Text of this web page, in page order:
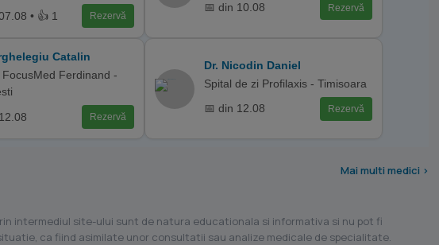
• 👍 1
Rezervă
📅 din 10.08
Rezervă
Catalin
FocusMed Ferdinand -
Rezervă
Dr. Nicodin Daniel
Spital de zi Profilaxis - Timisoara
📅 din 12.08
Rezervă
Mai multi medici >
intermediul site-ului sunt de natura educationala si informativa si nu pot fi
ca fiind asimilate unor consultatii sau analize medicale de specialitate.